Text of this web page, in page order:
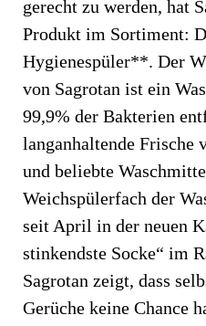
gerecht zu werden, hat
Produkt im Sortiment:
Hygienespüler**. Der
von Sagrotan ist ein
99,9% der Bakterien
langanhaltende Frische
und beliebte
Weichspülerfach der
seit April in der neuen
stinkendste Socke“ im
Sagrotan zeigt, dass
Gerüche keine Chance